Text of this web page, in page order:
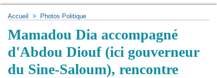
Accueil > Photos Politique
Mamadou Dia accompagné
d'Abdou Diouf (ici gouverneur
du Sine-Saloum), rencontre